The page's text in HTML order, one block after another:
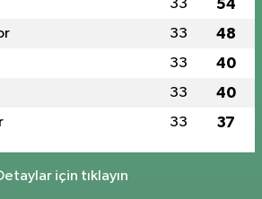
33 54
33 48
33 40
33 40
33 37
için tıklayın